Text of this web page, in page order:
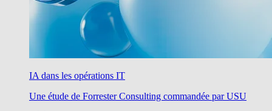
IA dans les opérations IT
Une étude de Forrester Consulting commandée par USU